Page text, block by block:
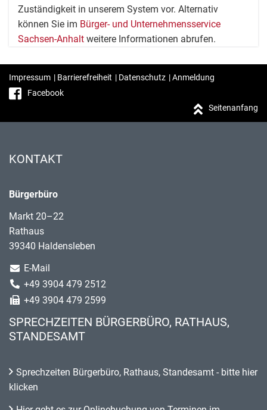
Zuständigkeit in unserem System vor. Alternativ
können Sie im Bürger- und Unternehmensservice
Sachsen-Anhalt weitere Informationen abrufen.
Impressum | Barrierefreiheit | Datenschutz |Anmeldung
Facebook
Seitenanfang
KONTAKT
Bürgerbüro
Markt 20–22
Rathaus
39340 Haldensleben
E-Mail
+49 3904 479 2512
+49 3904 479 2599
SPRECHZEITEN BÜRGERBÜRO, RATHAUS,
STANDESAMT
Sprechzeiten Bürgerbüro, Rathaus, Standesamt - bitte hier
klicken